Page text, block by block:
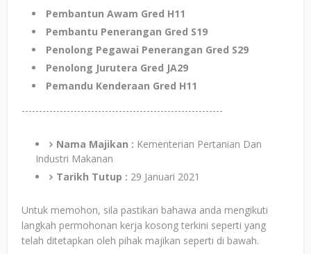
Pembantun Awam Gred H11
Pembantu Penerangan Gred S19
Penolong Pegawai Penerangan Gred S29
Penolong Jurutera Gred JA29
Pemandu Kenderaan Gred H11
----------------------------------------------------------
Nama Majikan : Kementerian Pertanian Dan
Industri Makanan
Tarikh Tutup : 29 Januari 2021
Untuk memohon, sila pastikan bahawa anda mengikuti
langkah permohonan kerja kosong terkini seperti yang
telah ditetapkan oleh pihak majikan seperti di bawah.